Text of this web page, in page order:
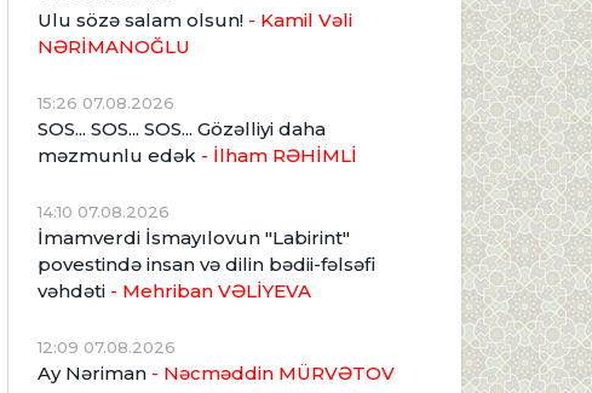
Ulu sözə salam olsun! - Kamil Vəli
NƏRİMANOĞLU
15:26 07.08.2026
SOS... SOS... SOS... Gözəlliyi daha
məzmunlu edək - İlham RƏHİMLİ
14:10 07.08.2026
İmamverdi İsmayılovun "Labirint"
povestində insan və dilin bədii-fəlsəfi
vəhdəti - Mehriban VƏLİYEVA
12:09 07.08.2026
Ay Nəriman - Nəcməddin MÜRVƏTOV